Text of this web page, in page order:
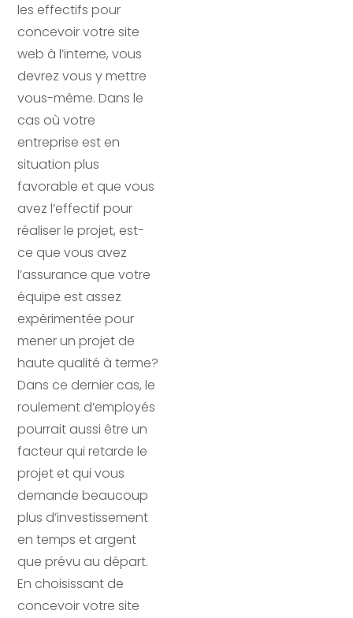
les effectifs pour
concevoir votre site
web à l’interne, vous
devrez vous y mettre
vous-même. Dans le
cas où votre
entreprise est en
situation plus
favorable et que vous
avez l’effectif pour
réaliser le projet, est-
ce que vous avez
l’assurance que votre
équipe est assez
expérimentée pour
mener un projet de
haute qualité à terme?
Dans ce dernier cas, le
roulement d’employés
pourrait aussi être un
facteur qui retarde le
projet et qui vous
demande beaucoup
plus d’investissement
en temps et argent
que prévu au départ.
En choisissant de
concevoir votre site